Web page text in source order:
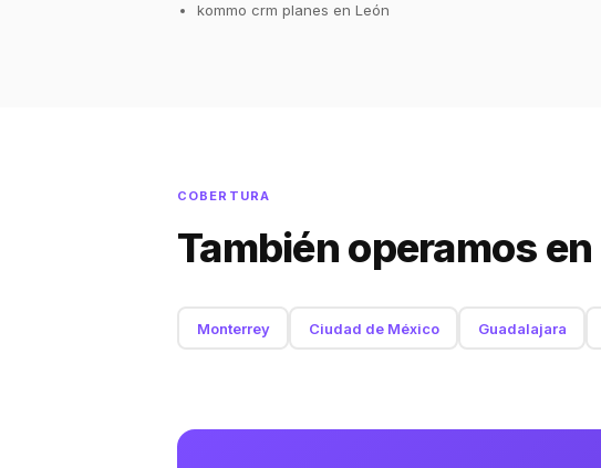
kommo crm planes en León
COBERTURA
También operamos
Monterrey Ciudad de México Guadalajara